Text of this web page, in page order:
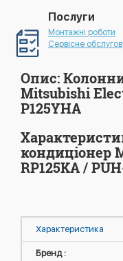
Послуги
Монтажні роботи
Сервісне
Опис:
Mitsubishi
P125YHA
кондиціонер
RP125KA /
Характеристика
Бренд :